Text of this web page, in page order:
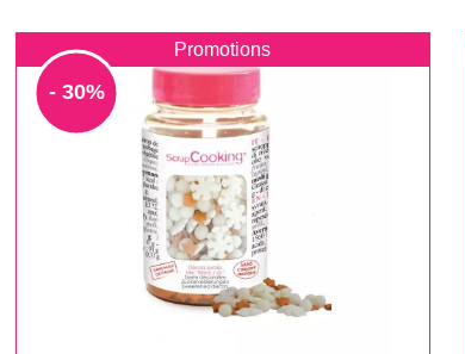
Promotions
- 30%